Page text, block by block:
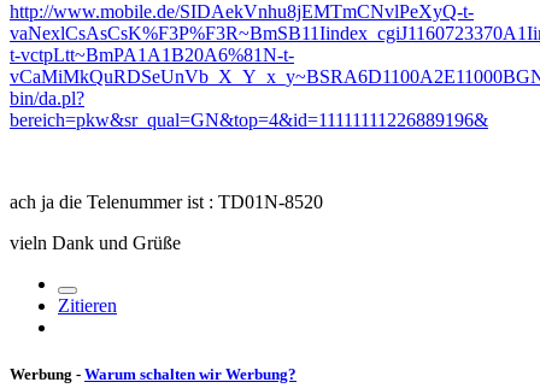
http://www.mobile.de/SIDAekVnhu8jEMTmCNvlPeXyQ-t-
t-vctpLtt~BmPA1A1B20A6%81N-t-
bin/da.pl?
bereich=pkw&sr_qual=GN&top=4&id=11111111226889196&
ach ja die Telenummer ist : TD01N-8520
vieln Dank und Grüße
Zitieren
Werbung - Warum schalten wir Werbung?